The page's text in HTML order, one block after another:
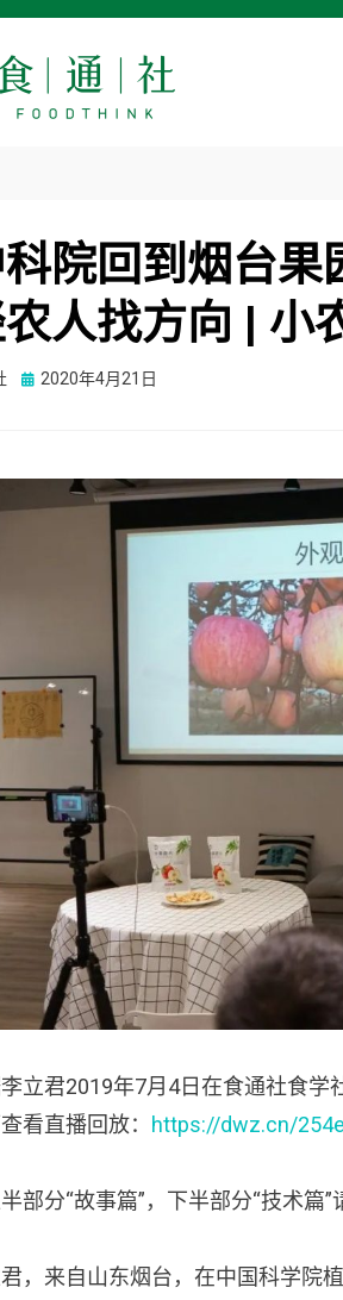
院回到烟台
人找方向 | 小
Posted
2020年4月21日
立君2019年7月4日在食通社食
看直播回放： https://dwz.cn/
部分“故事篇”，下半部分“技术篇”
，来自山东烟台，在中国科学院